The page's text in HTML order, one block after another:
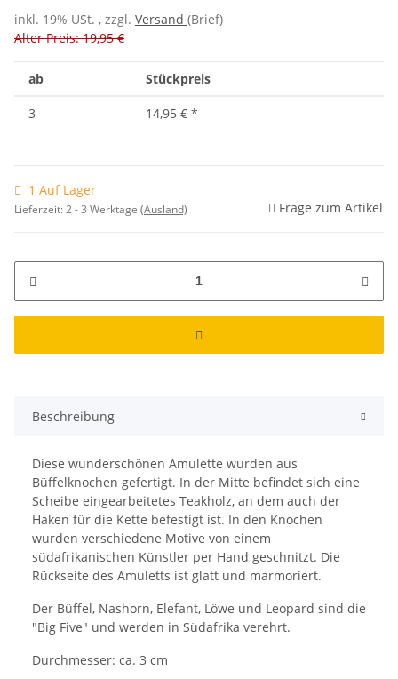
inkl. 19% USt. , zzgl. Versand (Brief)
Alter Preis: 19,95 €
ab Stückpreis
3 14,95 € *
1 Auf Lager
Lieferzeit:2 - 3 Werktage (Ausland) Frage zum Artikel
Beschreibung
Diese wunderschönen Amulette wurden aus
Büffelknochen gefertigt. In der Mitte befindet sich eine
Scheibe eingearbeitetes Teakholz, an dem auch der
Haken für die Kette befestigt ist. In den Knochen
wurden verschiedene Motive von einem
südafrikanischen Künstler per Hand geschnitzt. Die
Rückseite des Amuletts ist glatt und marmoriert.
Der Büffel, Nashorn, Elefant, Löwe und Leopard sind die
"Big Five" und werden in Südafrika verehrt.
Durchmesser: ca. 3 cm